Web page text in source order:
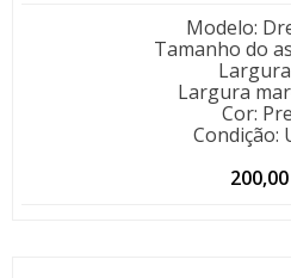
Modelo:
Tamanho do
Largura
Largura
Cor:
Condição:
200,00